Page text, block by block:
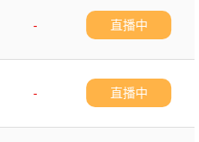
-
直播中
-
直播中